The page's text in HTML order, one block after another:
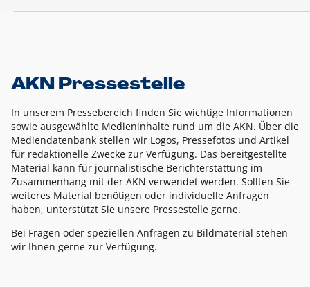
AKN Pressestelle
In unserem Pressebereich finden Sie wichtige Informationen
sowie ausgewählte Medieninhalte rund um die AKN. Über die
Mediendatenbank stellen wir Logos, Pressefotos und Artikel
für redaktionelle Zwecke zur Verfügung. Das bereitgestellte
Material kann für journalistische Berichterstattung im
Zusammenhang mit der AKN verwendet werden. Sollten Sie
weiteres Material benötigen oder individuelle Anfragen
haben, unterstützt Sie unsere Pressestelle gerne.
Bei Fragen oder speziellen Anfragen zu Bildmaterial stehen
wir Ihnen gerne zur Verfügung.